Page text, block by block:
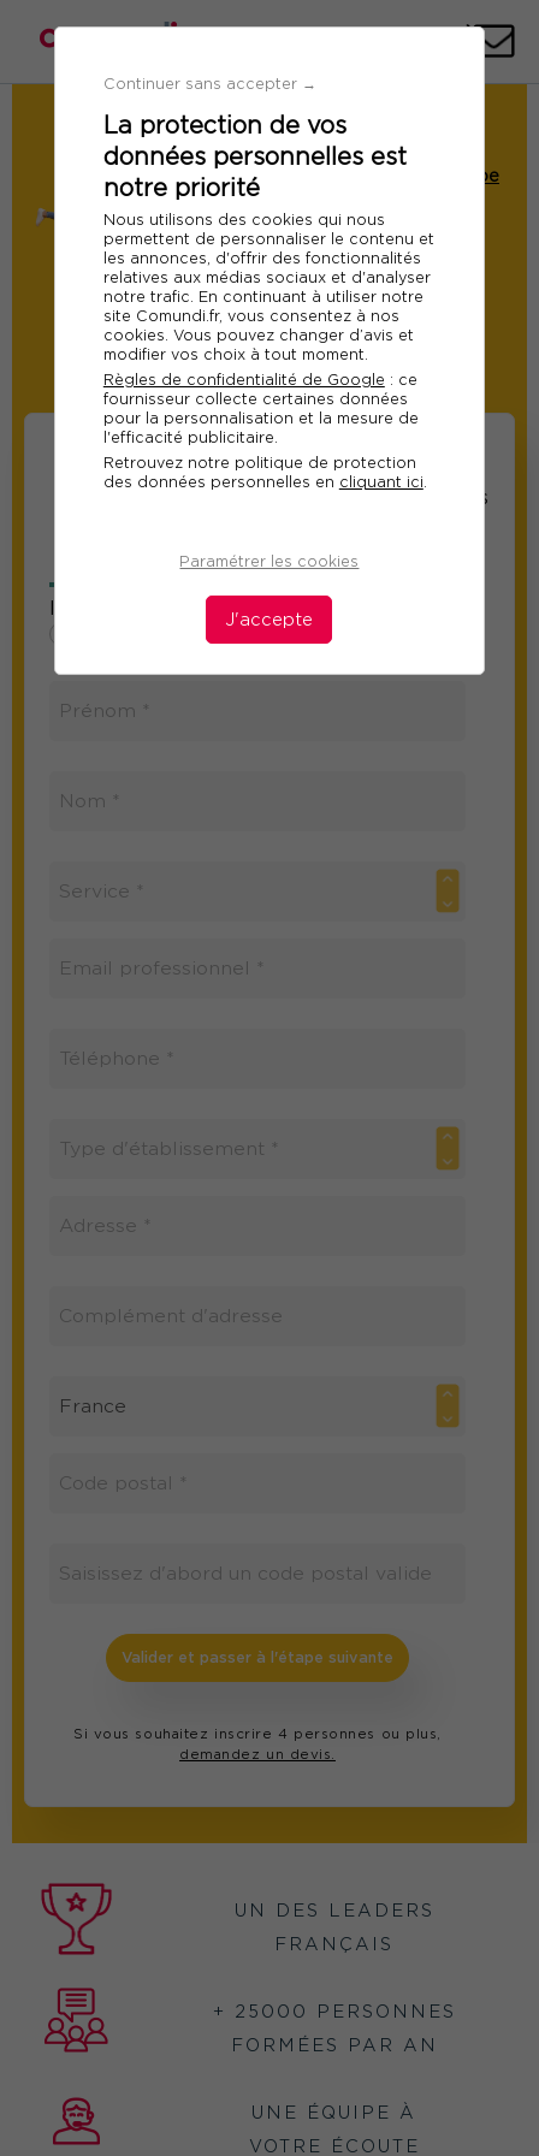
Continuer sans accepter →
La protection de vos
données personnelles est
notre priorité
Nous utilisons des cookies qui nous
permettent de personnaliser le contenu et
les annonces, d'offrir des fonctionnalités
relatives aux médias sociaux et d'analyser
notre trafic. En continuant à utiliser notre
site Comundi.fr, vous consentez à nos
cookies. Vous pouvez changer d’avis et
modifier vos choix à tout moment.
Règles de confidentialité de Google : ce
fournisseur collecte certaines données
pour la personnalisation et la mesure de
l'efficacité publicitaire.
Retrouvez notre politique de protection
des données personnelles en cliquant ici.
Paramétrer les cookies
J'accepte
Demande de Devis
Formation : Assistant(e) de service de
santé au travail/ Assistant(e) de l'équipe
pluridisciplinaire
Ref 10974
Du 30 novembre 2026 au 01
décembre 2026
A distance
Modifier
Informations relatives
de la formation
Information sur le participant
Valider et passer à l'étape suivante
Si vous souhaitez inscrire 4 personnes ou plus,
demandez un devis.
UN DES LEADERS
FRANÇAIS
+ 25000 PERSONNES
FORMÉES PAR AN
UNE ÉQUIPE À
VOTRE ÉCOUTE